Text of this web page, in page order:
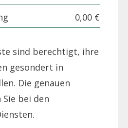
0,00 €
sind berechtigt, ihre
gesondert in
Die genauen
bei den